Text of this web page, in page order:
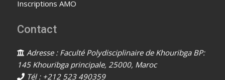
Inscriptions AMO
Contact
Adresse : Faculté Polydisciplinaire de Khouribga BP:
145 Khouribga principale, 25000, Maroc
Tél : +212 523 490359